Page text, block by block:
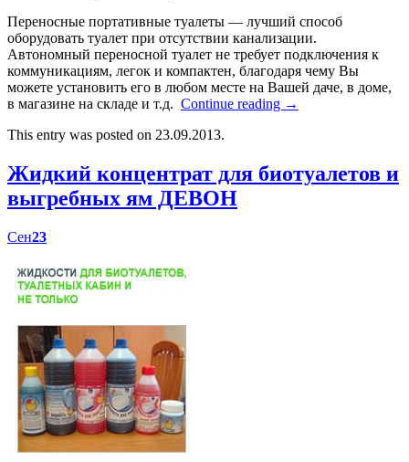
Переносные портативные туалеты — лучший способ
оборудовать туалет при отсутствии канализации.
Автономный переносной туалет не требует подключения к
коммуникациям, легок и компактен, благодаря чему Вы
можете установить его в любом месте на Вашей даче, в доме,
в магазине на складе и т.д. Continue reading →
This entry was posted on 23.09.2013.
Жидкий концентрат для биотуалетов и
выгребных ям ДЕВОН
Сен23